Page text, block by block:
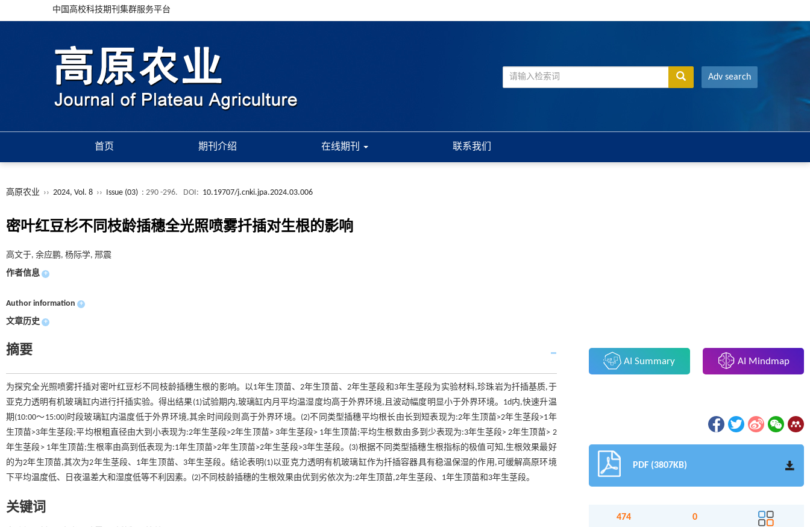
中国高校科技期刊集群服务平台
Adv search
首页 期刊介绍 在线期刊 联系我们
高原农业 ›› 2024, Vol. 8 ›› Issue (03) : 290 -296. DOI: 10.19707/j.cnki.jpa.2024.03.006
密叶红豆杉不同枝龄插穗全光照喷雾扦插对生根的影响
高文于, 余应鹏, 杨际学, 邢震
作者信息 +
Author information +
文章历史 +
摘要
为探究全光照喷雾扦插对密叶红豆杉不同枝龄插穗生根的影响。以1年生顶苗、2年生顶苗、2年生茎段和3年生茎段为实验材料,珍珠岩为扦插基质,于
亚克力透明有机玻璃缸内进行扦插实验。得出结果(1)试验期内,玻璃缸内月平均温湿度均高于外界环境,且波动幅度明显小于外界环境。1d内,快速升温
期(10:00～15:00)时段玻璃缸内温度低于外界环境,其余时间段则高于外界环境。(2)不同类型插穗平均根长由长到短表现为:2年生顶苗>2年生茎段>1年
生顶苗>3年生茎段;平均根粗直径由大到小表现为:2年生茎段>2年生顶苗> 3年生茎段> 1年生顶苗;平均生根数由多到少表现为:3年生茎段> 2年生顶苗> 2
年生茎段> 1年生顶苗;生根率由高到低表现为:1年生顶苗>2年生顶苗>2年生茎段>3年生茎段。(3)根据不同类型插穗生根指标的极值可知,生根效果最好
的为2年生顶苗,其次为2年生茎段、1年生顶苗、3年生茎段。结论表明(1)以亚克力透明有机玻璃缸作为扦插容器具有稳温保湿的作用,可缓解高原环境
下平均温度低、日夜温差大和湿度低等不利因素。(2)不同枝龄插穗的生根效果由优到劣依次为:2年生顶苗,2年生茎段、1年生顶苗和3年生茎段。
关键词
AI Summary AI Mindmap
PDF (3807KB)
474 0